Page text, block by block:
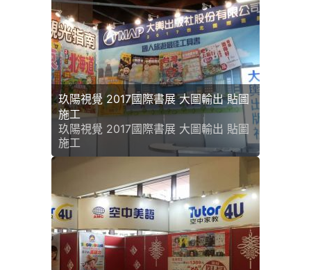
玖陽視覺 2017國際書展 大圖輸出 貼圖
施工
玖陽視覺 2017國際書展 大圖輸出 貼圖
施工